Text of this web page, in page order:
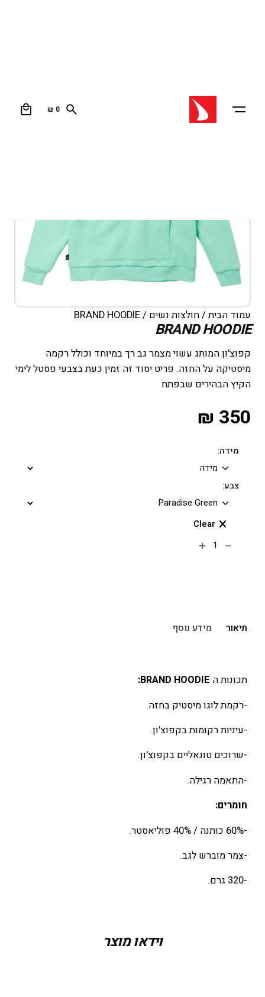
₪ 0
עמוד הבית/חולצות נשים / BRAND HOODIE
BRAND HOODIE
קפוצ'ון המותג עשוי מצמר גב רך במיוחד וכולל רקמה
מיסטיקה על החזה. פריט יסוד זה זמין כעת בצבעי פסטל לימי
הקיץ הבהירים שבפתח
מידה:
צבע:
Clear
₪ 350
תיאור מידע נוסף
תכונות ה BRAND HOODIE:
-רקמת לוגו מיסטיק בחזה.
-עיניות רקומות בקפוצ'ון.
-שרוכים טונאליים בקפוצ'ון.
-התאמה רגילה.
חומרים:
-60% כותנה / 40% פוליאסטר.
-צמר מוברש לגב.
-320 גרם.
Paradise Green
וידאו מוצר